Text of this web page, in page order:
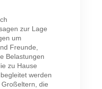
zur Lage
um
Freunde,
Belastungen
zu Hause
werden
die